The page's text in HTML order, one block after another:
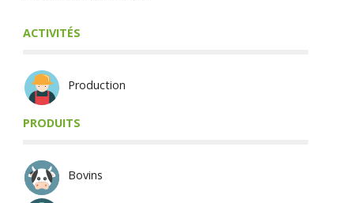
ACTIVITÉS
Production
PRODUITS
Bovins